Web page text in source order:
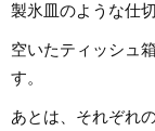
製氷皿のような仕
空いたティッシュ
す。
あとは、それぞれ